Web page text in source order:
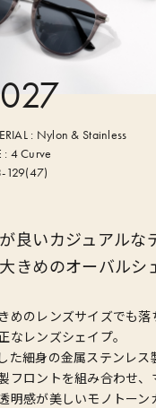
: Nylon & Stainless
: 4 Curve
129(47)
良いカジュアルな
きめのオーバルシ
めのレンズサイズでも落
なレンズシェイプ。
た細身の金属ステンレス
フロントを組み合わせ、
明感が美しいモノトーン